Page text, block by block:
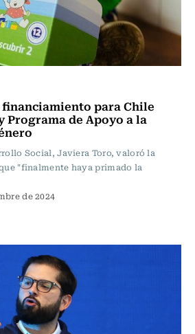
para Chile
Programa de Apoyo a la
Social, Javiera Toro, valoró la
"finalmente haya primado la
de 2024